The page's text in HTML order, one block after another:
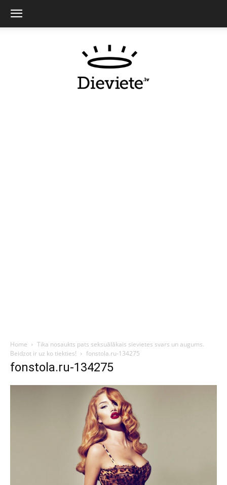
Home
Tika nosaukts pats seksuālākais sievietes svars un augums.
Beidzot ir uz ko tiekties!
fonstola.ru-134275
fonstola.ru-134275